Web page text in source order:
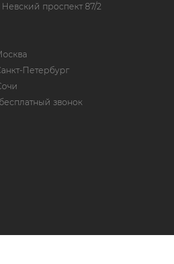
Невский проспект 87/2
Петербург
звонок